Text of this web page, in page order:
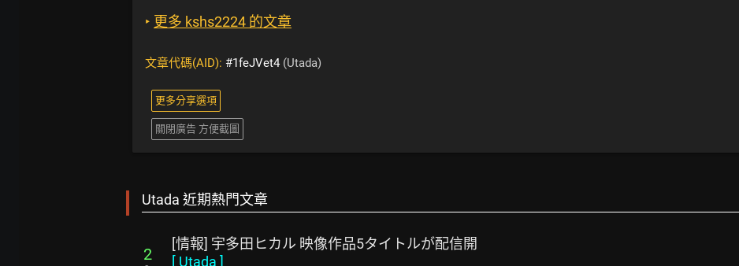
‣ 更多 kshs2224 的文章
文章代碼(AID): #1feJVet4 (Utada)
更多分享選項
關閉廣告 方便截圖
Utada 近期熱門文章
2
[情報] 宇多田ヒカル 映像作品5タイトルが配信開
[ Utada ]